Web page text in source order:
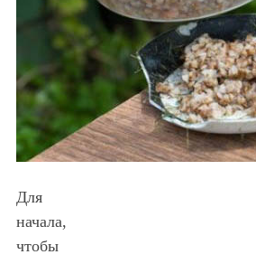
Для
начала,
чтобы